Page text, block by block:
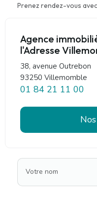
Prenez rendez-vous
Agence
l'Adresse
38, avenue Outrebon
93250 Villemomble
01 84 21 11 00
Votre nom